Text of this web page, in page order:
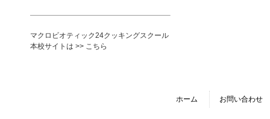
マクロビオティック24クッキングスクール
本校サイトは >> こちら
ホーム お問い合わせ